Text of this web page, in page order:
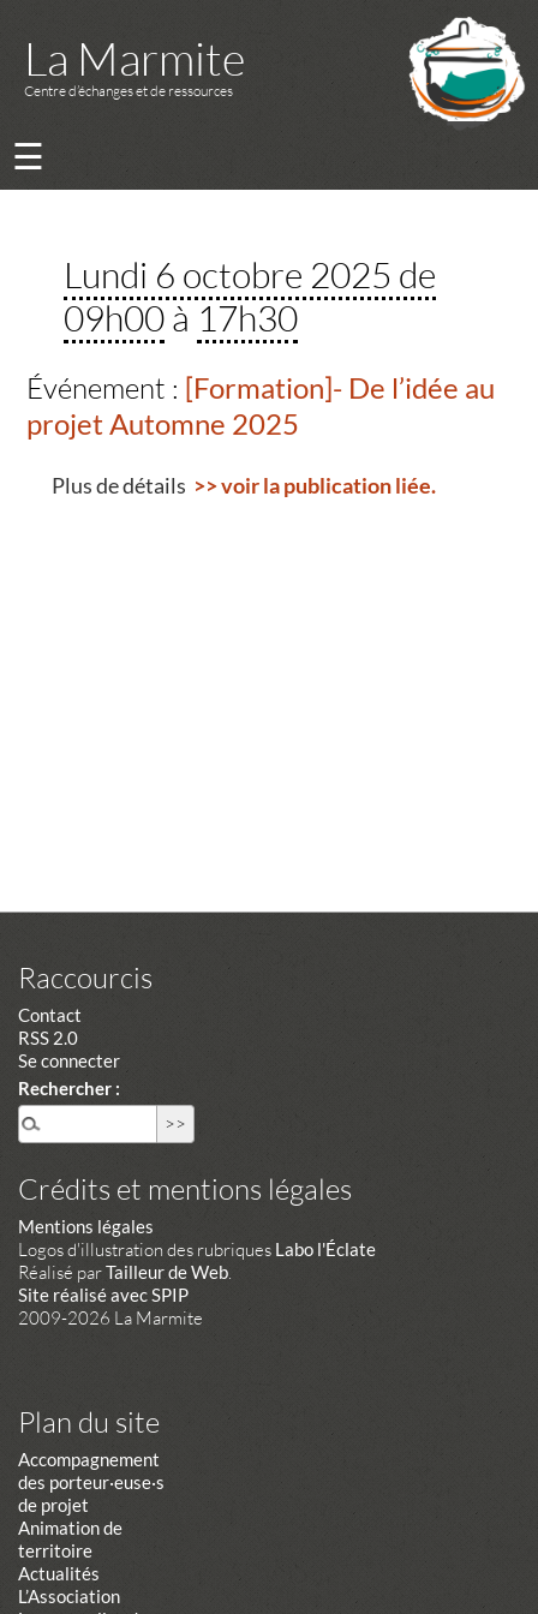
La Marmite
Centre d’échanges et de ressources
☰
Lundi 6 octobre 2025 de
09h00à 17h30
Événement : [Formation]- De l’idée au
projet Automne 2025
Plus de détails >> voir la publication liée.
Raccourcis
Contact
RSS 2.0
Se connecter
Rechercher :
Crédits et mentions légales
Mentions légales
Logos d'illustration des rubriques Labo l'Éclate
Réalisé parTailleur de Web.
Site réalisé avec SPIP
2009-2026 La Marmite
Plan du site
Accompagnement
des porteur·euse·s
de projet
Animation de
territoire
Actualités
L’Association